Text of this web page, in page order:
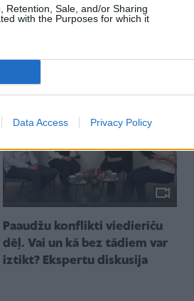
Retention, Sale, and/or Sharing
with the Purposes for which it
Data Access Privacy Policy
Bērni savā starpā strīdas – kad
iejaukties un kā palīdzēt
Paaudžu konflikti viedierīču
dēļ. Vai un kā bez tādiem var
iztikt? Ekspertu diskusija